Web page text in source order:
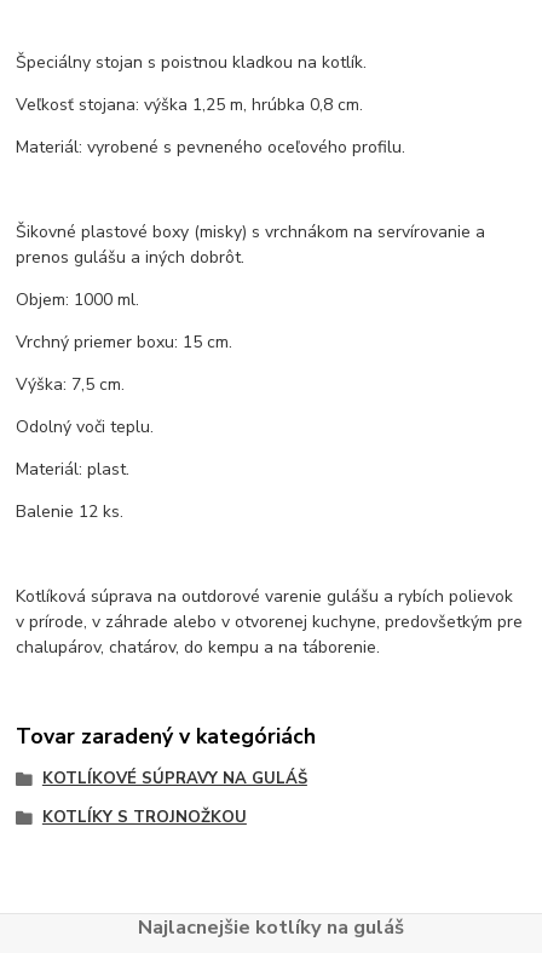
Špeciálny stojan s poistnou kladkou na kotlík.
Veľkosť stojana: výška 1,25 m, hrúbka 0,8 cm.
Materiál: vyrobené s pevneného oceľového profilu.
Šikovné plastové boxy (misky) s vrchnákom na servírovanie a
prenos gulášu a iných dobrôt.
Objem: 1000 ml.
Vrchný priemer boxu: 15 cm.
Výška: 7,5 cm.
Odolný voči teplu.
Materiál: plast.
Balenie 12 ks.
Kotlíková súprava na outdorové varenie gulášu a rybích polievok
v prírode, v záhrade alebo v otvorenej kuchyne, predovšetkým pre
chalupárov, chatárov, do kempu a na táborenie.
Tovar zaradený v kategóriách
KOTLÍKOVÉ SÚPRAVY NA GULÁŠ
KOTLÍKY S TROJNOŽKOU
Najlacnejšie kotlíky na guláš